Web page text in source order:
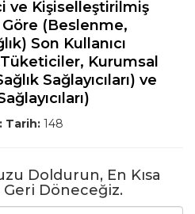
ve Kişiselleştirilmiş
(Beslenme,
Son Kullanıcı
Kurumsal
Sağlayıcıları) ve
Tarih: 148
Doldurun, En Kısa
Geri Döneceğiz.